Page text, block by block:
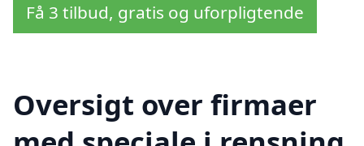
Få 3 tilbud, gratis og uforpligtende
Oversigt over firmaer